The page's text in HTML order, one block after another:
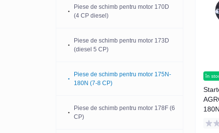
Piese de schimb pentru reductor
Piese de schimb pentru reductorul de
Piese de schimb pentru motor 170D
(4 CP diesel)
Piese de schimb pentru motor 173D
(diesel 5 CP)
Piese de schimb pentru motor 175N-
180N (7-8 CP)
Piese de schimb pentru motor 178F (6
CP)
în
180N